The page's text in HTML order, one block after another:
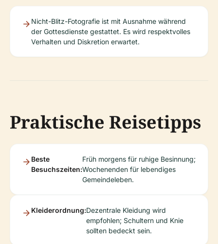
Nicht-Blitz-Fotografie ist mit Ausnahme während
der Gottesdienste gestattet. Es wird respektvolles
Verhalten und Diskretion erwartet.
Praktische Reisetipps
Beste
Besuchszeiten:
Früh morgens für ruhige Besinnung;
Wochenenden für lebendiges
Gemeindeleben.
Kleiderordnung:Dezentrale Kleidung wird
empfohlen; Schultern und Knie
sollten bedeckt sein.